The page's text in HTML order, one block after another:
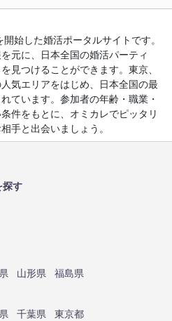
始した婚活ポータルサイトです。
元に、日本全国の婚活パーティ
見つけることができます。東京、
気エリアをはじめ、日本全国の最
ています。参加者の年齢・職業・
件をもとに、オミカレでピッタリ
手と出会いましょう。
探す
山形県
福島県
千葉県
東京都